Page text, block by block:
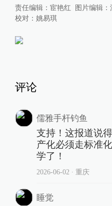
责任编辑： 宦艳红 图片编辑：
校对： 姚易琪
评论
儒雅手杆钓鱼
支持！这报道说
产化必须走标准
学了！
2026-06-02 ∙ 重庆
睡觉